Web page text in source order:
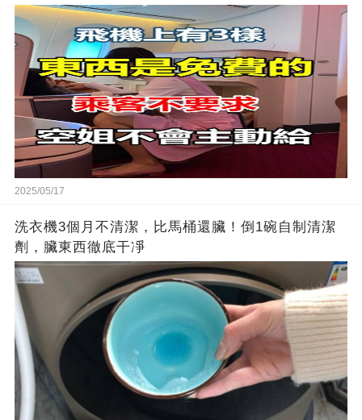
2025/05/17
洗衣機3個月不清潔，比馬桶還臟！倒1碗自制清潔
劑，臟東西徹底干凈